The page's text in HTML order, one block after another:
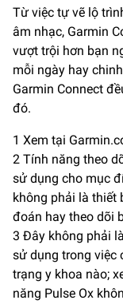
Từ việc tự vẽ lộ
âm nhạc, Garmin
vượt trội hơn bạn
mỗi ngày hay
Garmin Connect
đó.
1 Xem tại
2 Tính năng theo
sử dụng cho mục
không phải là thiết
đoán hay theo dõi
3 Đây không phải
sử dụng trong việc
trạng y khoa nào;
năng Pulse Ox